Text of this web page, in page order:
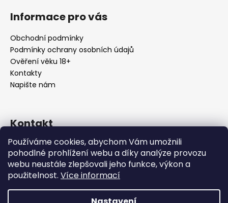
Používáme cookies, abychom Vám umožnili
pohodlné prohlížení webu a díky analýze provozu
webu neustále zlepšovali jeho funkce, výkon a
použitelnost. Více informací
Informace pro vás
Obchodní podmínky
Podmínky ochrany osobních údajů
Ověření věku 18+
Kontakty
Napište nám
Kontakt
info@urbansmoke.cz
+420602745932
UrbanSmoke
urbansmoke_shop